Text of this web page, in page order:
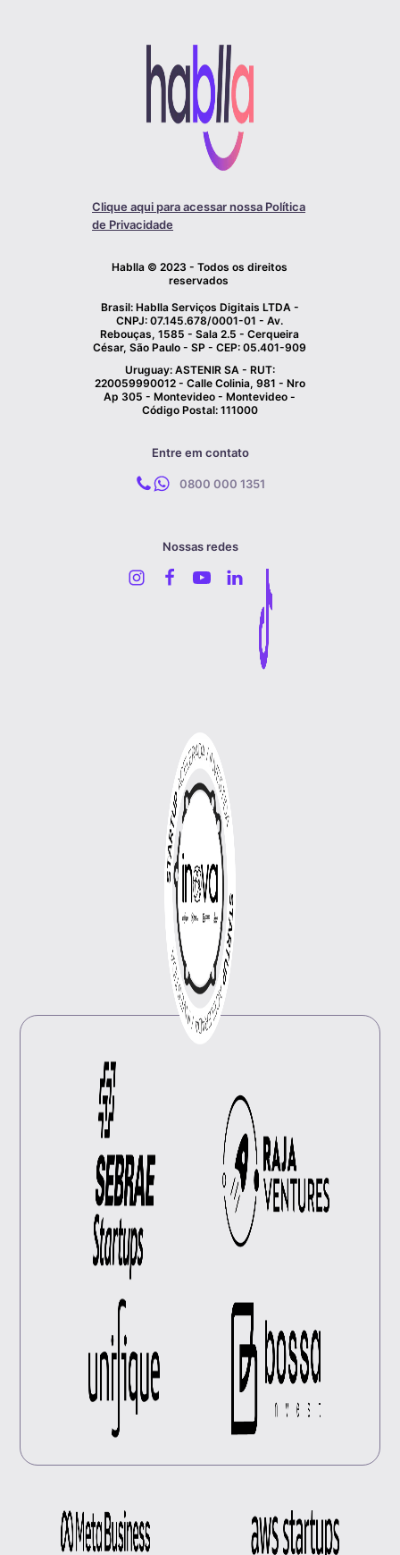
Clique aqui para acessar nossa Política
de Privacidade
Hablla © 2023 - Todos os direitos
reservados
Brasil: Hablla Serviços Digitais LTDA -
CNPJ: 07.145.678/0001-01 - Av.
Rebouças, 1585 - Sala 2.5 - Cerqueira
César, São Paulo - SP - CEP: 05.401-909
Uruguay: ASTENIR SA - RUT:
220059990012 - Calle Colinia, 981 - Nro
Ap 305 - Montevideo - Montevideo -
Código Postal: 111000
Entre em contato
0800 000 1351
Nossas redes